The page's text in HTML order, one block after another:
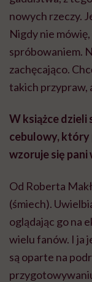
nowych rzeczy.
Nigdy nie
spróbowaniem.
zachęcająco.
takich przypraw,
W książce dzieli
cebulowy, który
wzoruje się pani
Od Roberta
(śmiech).
oglądając go na
wielu fanów. I ja
są oparte na